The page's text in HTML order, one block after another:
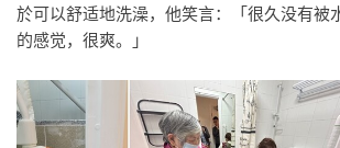
於可以舒适地洗澡，他笑言：「很久没有被
的感觉，很爽。」